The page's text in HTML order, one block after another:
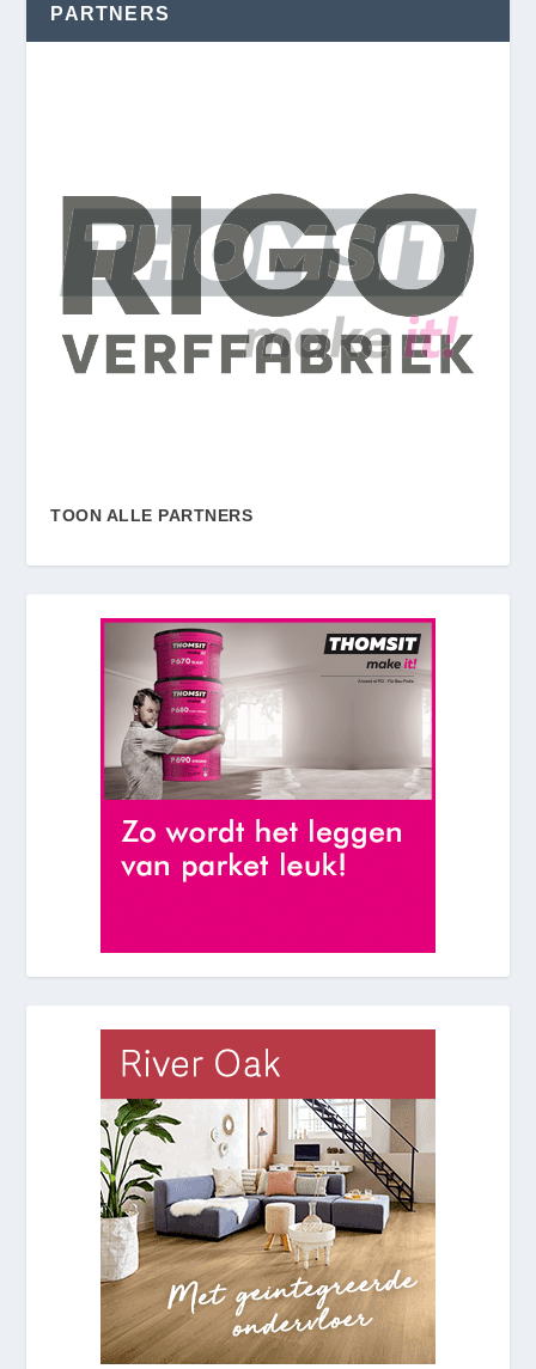
PARTNERS
TOON ALLE PARTNERS